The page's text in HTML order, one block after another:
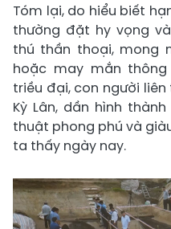
Tóm lại, do hiểu biết
thường đặt hy vọng
thú thần thoại, mong
hoặc may mắn
triều đại, con người
Kỳ Lân, dần hình
thuật phong phú và
ta thấy ngày nay.